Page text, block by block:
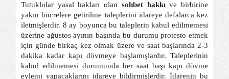
Tutuklular yasal hakları olan sohbet hakkıve birbirine
yakın hücrelere getirilme taleplerini idareye defalarca kez
iletmişlerdir. 8 ay boyunca bu taleplerin kabul edilmemesi
üzerine ağustos ayının başında bu durumu protesto etmek
için günde birkaç kez olmak üzere ve saat başlarında 2-3
dakika kadar kapı dövmeye başlamışlardır. Taleplerinin
kabul edilmemesi durumunda her saat başı kapı dövme
eylemi yapacaklarını idareye bildirmişlerdir. İdarenin bu